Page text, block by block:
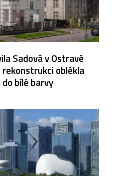
Sadová v Ostravě
oblékla
do bílé barvy